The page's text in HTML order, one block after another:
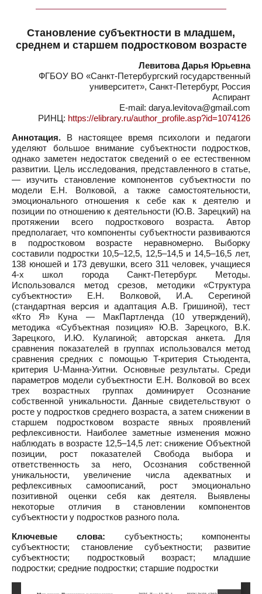
Становление субъектности в младшем,
среднем и старшем подростковом возрасте
Левитова Дарья Юрьевна
ФГБОУ ВО «Санкт-Петербургский государственный
университет», Санкт-Петербург, Россия
Аспирант
E-mail: darya.levitova@gmail.com
РИНЦ: https://elibrary.ru/author_profile.asp?id=1074126
Аннотация. В настоящее время психологи и педагоги
уделяют большое внимание субъектности подростков,
однако заметен недостаток сведений о ее естественном
развитии. Цель исследования, представленного в статье,
— изучить становление компонентов субъектности по
модели Е.Н. Волковой, а также самостоятельности,
эмоционального отношения к себе как к деятелю и
позиции по отношению к деятельности (Ю.В. Зарецкий) на
протяжении всего подросткового возраста. Автор
предполагает, что компоненты субъектности развиваются
в подростковом возрасте неравномерно. Выборку
составили подростки 10,5–12,5, 12,5–14,5 и 14,5–16,5 лет,
138 юношей и 173 девушки, всего 311 человек, учащиеся
4-х школ города Санкт-Петербург. Методы.
Использовался метод срезов, методики «Структура
субъектности» Е.Н. Волковой, И.А. Серегиной
(стандартная версия и адаптация А.В. Гришиной), тест
«Кто Я» Куна — МакПартленда (10 утверждений),
методика «Субъектная позиция» Ю.В. Зарецкого, В.К.
Зарецкого, И.Ю. Кулагиной; авторская анкета. Для
сравнения показателей в группах использовался метод
сравнения средних с помощью T-критерия Стьюдента,
критерия U-Манна-Уитни. Основные результаты. Среди
параметров модели субъектности Е.Н. Волковой во всех
трех возрастных группах доминирует Осознание
собственной уникальности. Данные свидетельствуют о
росте у подростков среднего возраста, а затем снижении в
старшем подростковом возрасте явных проявлений
рефлексивности. Наиболее заметные изменения можно
наблюдать в возрасте 12,5–14,5 лет: снижение Объектной
позиции, рост показателей Свобода выбора и
ответственность за него, Осознания собственной
уникальности, увеличение числа адекватных и
рефлексивных самоописаний, рост эмоционально
позитивной оценки себя как деятеля. Выявлены
некоторые отличия в становлении компонентов
субъектности у подростков разного пола.
Ключевые слова: субъектность; компоненты
субъектности; становление субъектности; развитие
субъектности; подростковый возраст; младшие
подростки; средние подростки; старшие подростки